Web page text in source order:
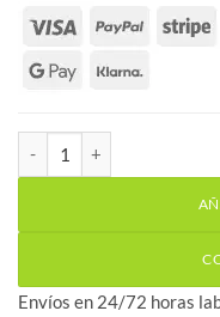
Motor persiana con
Envíos en 24/72 horas